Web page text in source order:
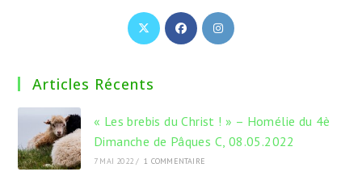
S’ouvre
dans
S’ouvre
dans
S’ouvre
Articles Récents
« Les brebis du Christ ! » – Homélie du 4è
Dimanche de Pâques C, 08.05.2022
7 MAI 2022 / 1 COMMENTAIRE